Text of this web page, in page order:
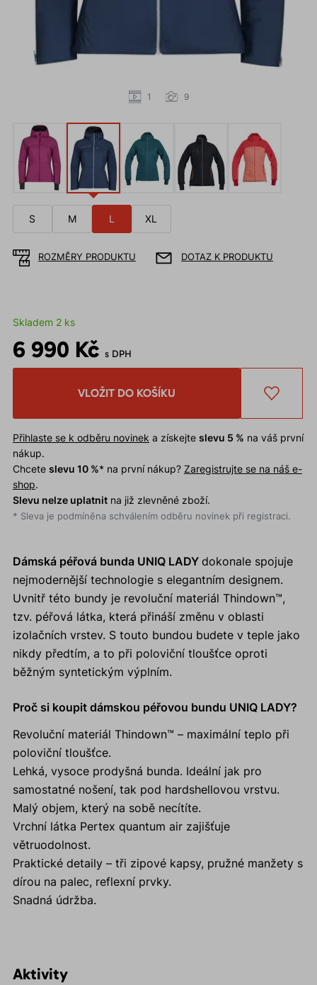
1 9
S M L XL
ROZMĚRY PRODUKTU DOTAZ K PRODUKTU
Skladem 2 ks
6 990 Kč s DPH
VLOŽIT DO KOŠÍKU
Přihlaste se k odběru novinek a získejte slevu 5 % na váš první
nákup.
Chcete slevu 10 %* na první nákup? Zaregistrujte se na náš e-
shop.
Slevu nelze uplatnitna již zlevněné zboží.
* Sleva je podmíněna schválením odběru novinek při registraci.
Dámská péřová bunda UNIQ LADY dokonale spojuje
nejmodernější technologie s elegantním designem.
Uvnitř této bundy je revoluční materiál Thindown™,
tzv. péřová látka, která přináší změnu v oblasti
izolačních vrstev. S touto bundou budete v teple jako
nikdy předtím, a to při poloviční tloušťce oproti
běžným syntetickým výplním.
Proč si koupit dámskou péřovou bundu UNIQ LADY?
Revoluční materiál Thindown™ – maximální teplo při
poloviční tloušťce.
Lehká, vysoce prodyšná bunda. Ideální jak pro
samostatné nošení, tak pod hardshellovou vrstvu.
Malý objem, který na sobě necítíte.
Vrchní látka Pertex quantum air zajišťuje
větruodolnost.
Praktické detaily – tři zipové kapsy, pružné manžety s
dírou na palec, reflexní prvky.
Snadná údržba.
Aktivity